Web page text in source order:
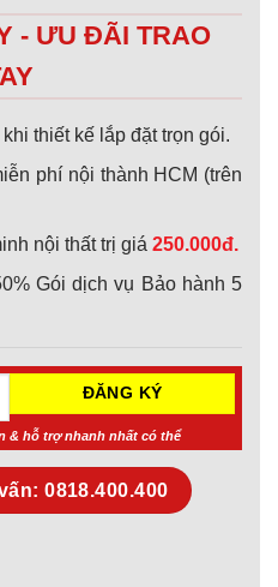
- ƯU ĐÃI TRAO
khi thiết kế lắp đặt trọn gói.
phí nội thành HCM (trên
nội thất trị giá 250.000đ.
Gói dịch vụ Bảo hành 5
& hỗ trợ nhanh nhất có thể
0818.400.400